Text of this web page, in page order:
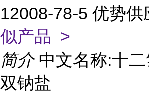
12008-78-5 优势供
似产品 >
简介 中文名称:十
双钠盐